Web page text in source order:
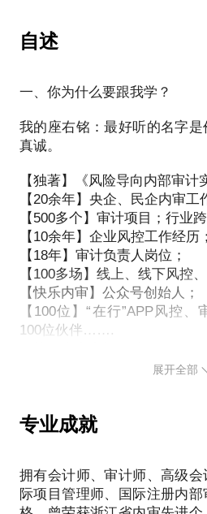
鬼/招投标审计实务》
不审计---审计整改落地的实践
审计实务中的运用与创新》等
某集团（高管）：“为付老师
次感谢您！我活到这把年纪
在是我和集团的幸运，要感
谢谢您，我们永远的老师！”
浙大学员（央企高管）：“欣
6.审计职场规划？
7.审计沟通技巧？
自述
一、你为什么要跟我学？
我的座右铭：最好听的名字
真诚。
【独著】《风险导向内部审计
【20余年】央企、民企内审工
【500多个】审计项目；行业
【10余年】企业风控工作经历；
【18年】审计负责人岗位；
【100多场】线上、线下风控
【快乐内审】公众号创始人；
【100位】“在行”APP风控
100位伙伴…….
自己的职业理想。
计企业风控体系建设，包括
织架构和流程搭建等。
展开全部
专业成就
拥有会计师、审计师、高级
际项目管理师、国际注册内